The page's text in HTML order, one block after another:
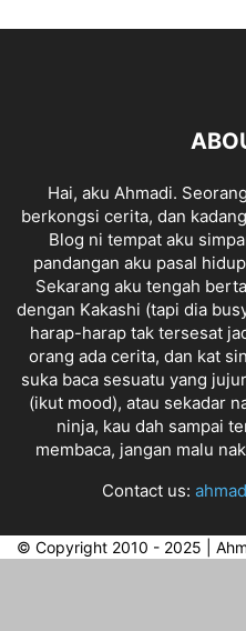
Hai, aku Ahmadi.
berkongsi cerita, dan
Blog ni tempat aku
pandangan aku pasal
Sekarang aku tengah
dengan Kakashi (tapi dia
harap-harap tak tersesat
orang ada cerita, dan kat
suka baca sesuatu yang
(ikut mood), atau sekadar
ninja, kau dah sampai
membaca, jangan malu
Contact us:
© Copyright 2010 - 2025 |